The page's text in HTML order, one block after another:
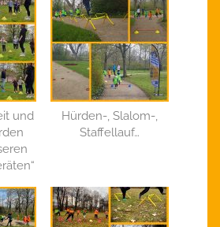
und
Hürden-, Slalom-,
Staffellauf…